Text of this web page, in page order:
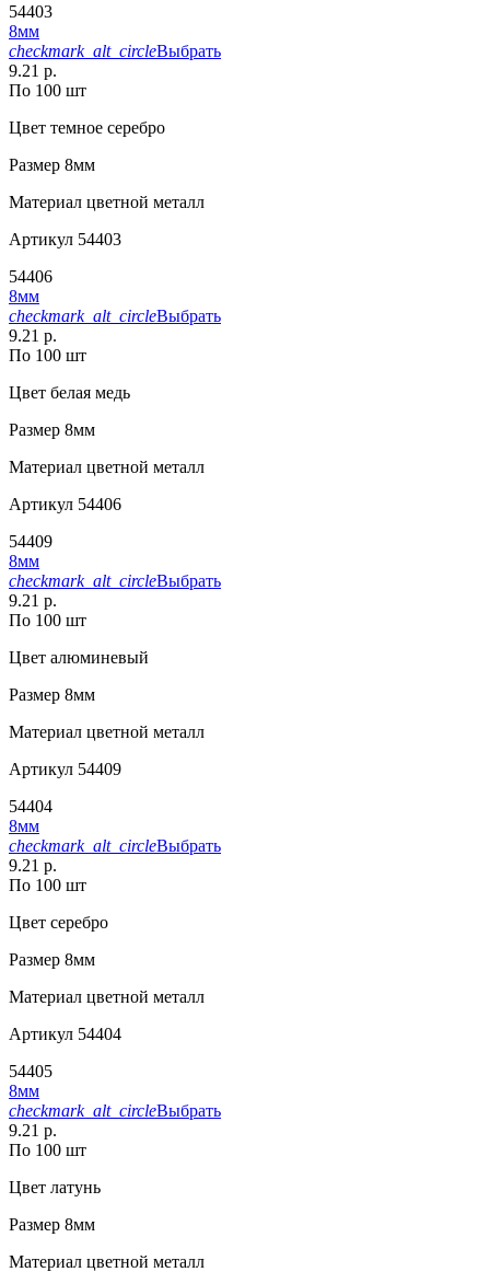
54403
8мм
checkmark_alt_circleВыбрать
9.21 р.
По 100 шт
Цвет темное серебро
Размер 8мм
Материал цветной металл
Артикул 54403
54406
8мм
checkmark_alt_circleВыбрать
9.21 р.
По 100 шт
Цвет белая медь
Размер 8мм
Материал цветной металл
Артикул 54406
54409
8мм
checkmark_alt_circleВыбрать
9.21 р.
По 100 шт
Цвет алюминевый
Размер 8мм
Материал цветной металл
Артикул 54409
54404
8мм
checkmark_alt_circleВыбрать
9.21 р.
По 100 шт
Цвет серебро
Размер 8мм
Материал цветной металл
Артикул 54404
54405
8мм
checkmark_alt_circleВыбрать
9.21 р.
По 100 шт
Цвет латунь
Размер 8мм
Материал цветной металл